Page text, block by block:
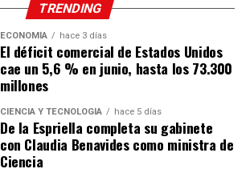
TRENDING
ECONOMÍA hace 3 días
El déficit comercial de Estados Unidos
cae un 5,6 % en junio, hasta los 73.300
millones
CIENCIA Y TECNOLOGÍA hace 5 días
De la Espriella completa su gabinete
con Claudia Benavides como ministra de
Ciencia